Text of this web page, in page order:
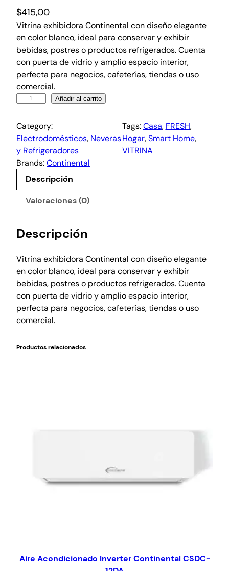
$415,00
Vitrina exhibidora Continental con diseño elegante
en color blanco, ideal para conservar y exhibir
bebidas, postres o productos refrigerados. Cuenta
con puerta de vidrio y amplio espacio interior,
perfecta para negocios, cafeterías, tiendas o uso
comercial.
Añadir al carrito
Category:
Electrodomésticos, Neveras
y Refrigeradores
Tags:Casa, FRESH,
Hogar, Smart Home,
VITRINA
Brands:Continental
Descripción
Valoraciones (0)
Descripción
Vitrina exhibidora Continental con diseño elegante
en color blanco, ideal para conservar y exhibir
bebidas, postres o productos refrigerados. Cuenta
con puerta de vidrio y amplio espacio interior,
perfecta para negocios, cafeterías, tiendas o uso
comercial.
Productos relacionados
Aire Acondicionado Inverter Continental CSDC-